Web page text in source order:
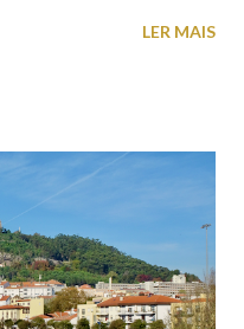
(entenda-se por
Shopping é grátis de
ÚTEIS)
LER MAIS